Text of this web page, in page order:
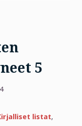
5
listat,